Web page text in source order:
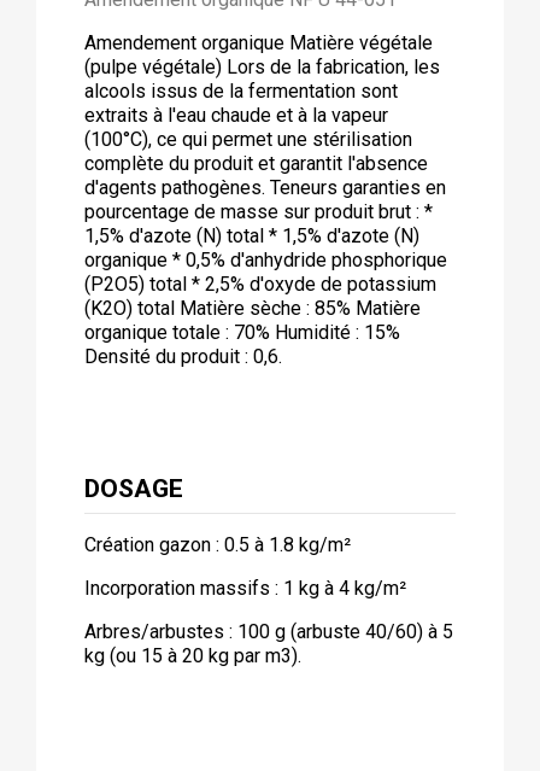
Amendement organique Matière végétale
(pulpe végétale) Lors de la fabrication, les
alcools issus de la fermentation sont
extraits à l'eau chaude et à la vapeur
(100°C), ce qui permet une stérilisation
complète du produit et garantit l'absence
d'agents pathogènes. Teneurs garanties en
pourcentage de masse sur produit brut : *
1,5% d'azote (N) total * 1,5% d'azote (N)
organique * 0,5% d'anhydride phosphorique
(P2O5) total * 2,5% d'oxyde de potassium
(K2O) total Matière sèche : 85% Matière
organique totale : 70% Humidité : 15%
Densité du produit : 0,6.
DOSAGE
Création gazon : 0.5 à 1.8 kg/m²
Incorporation massifs : 1 kg à 4 kg/m²
Arbres/arbustes : 100 g (arbuste 40/60) à 5
kg (ou 15 à 20 kg par m3).